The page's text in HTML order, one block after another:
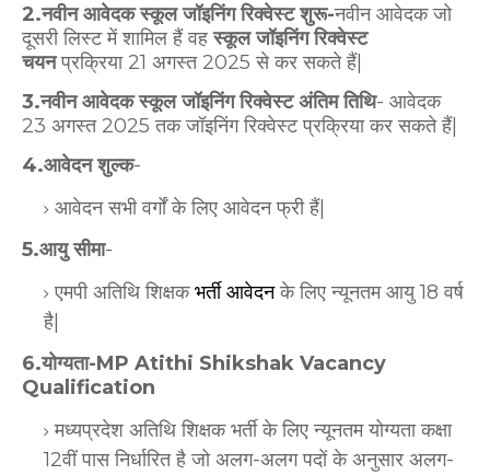
2.नवीन आवेदक स्कूल जॉइनिंग रिक्वेस्ट शुरू-नवीन आवेदक जो
दूसरी लिस्ट में शामिल हैं वहस्कूल जॉइनिंग रिक्वेस्ट
चयनप्रक्रिया 21 अगस्त 2025 से कर सकते हैं|
3.नवीन आवेदक स्कूल जॉइनिंग रिक्वेस्ट अंतिम तिथि- आवेदक
23 अगस्त 2025 तक जॉइनिंग रिक्वेस्ट प्रक्रिया कर सकते हैं|
4.आवेदन शुल्क-
आवेदन सभी वर्गों के लिए आवेदन फ्री हैं|
5.आयु सीमा-
एमपी अतिथि शिक्षकभर्ती आवेदनके लिए न्यूनतम आयु 18 वर्ष
है|
6.योग्यता-MP Atithi Shikshak Vacancy
Qualification
मध्यप्रदेश अतिथि शिक्षक भर्ती के लिए न्यूनतम योग्यता कक्षा
12वीं पास निर्धारित है जो अलग-अलग पदों के अनुसार अलग-